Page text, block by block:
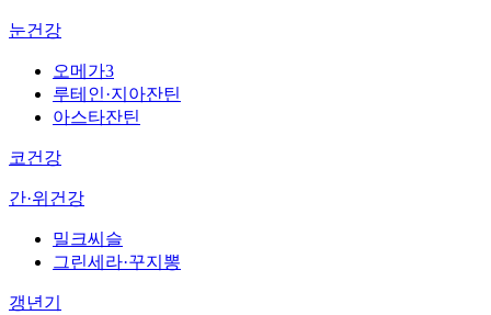
눈건강
오메가3
루테인·지아잔틴
아스타잔틴
코건강
간·위건강
밀크씨슬
그린세라·꾸지뽕
갱년기